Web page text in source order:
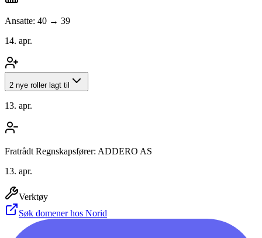
Ansatte: 40 → 39
14. apr.
2 nye roller lagt til
13. apr.
Fratrådt Regnskapsfører: ADDERO AS
13. apr.
Verktøy
Søk domener hos Norid